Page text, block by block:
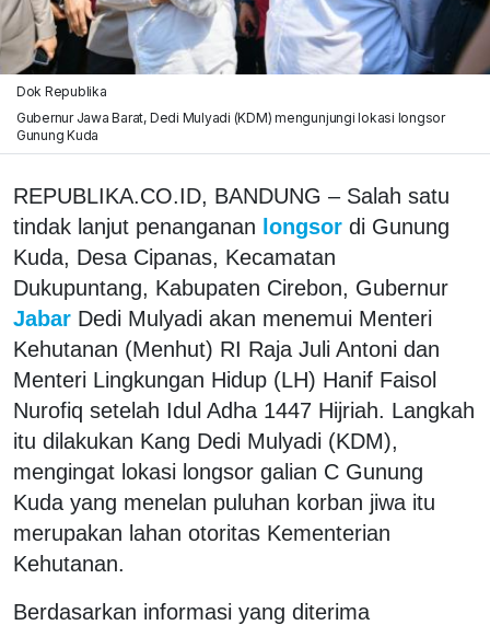
Dok Republika
Gubernur Jawa Barat, Dedi Mulyadi (KDM) mengunjungi lokasi longsor
Gunung Kuda
REPUBLIKA.CO.ID, BANDUNG – Salah satu
tindak lanjut penanganan longsor di Gunung
Kuda, Desa Cipanas, Kecamatan
Dukupuntang, Kabupaten Cirebon, Gubernur
Jabar Dedi Mulyadi akan menemui Menteri
Kehutanan (Menhut) RI Raja Juli Antoni dan
Menteri Lingkungan Hidup (LH) Hanif Faisol
Nurofiq setelah Idul Adha 1447 Hijriah. Langkah
itu dilakukan Kang Dedi Mulyadi (KDM),
mengingat lokasi longsor galian C Gunung
Kuda yang menelan puluhan korban jiwa itu
merupakan lahan otoritas Kementerian
Kehutanan.
Berdasarkan informasi yang diterima